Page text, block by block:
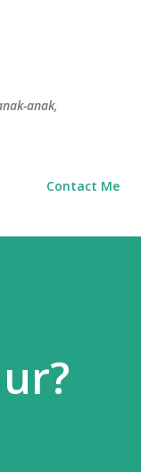
anak,
Contact Me